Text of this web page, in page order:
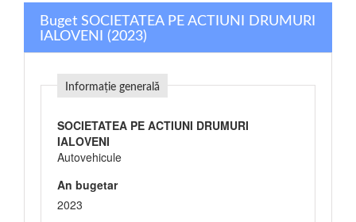
Buget SOCIETATEA PE ACTIUNI DRUMURI
IALOVENI (2023)
Informație generală
SOCIETATEA PE ACTIUNI DRUMURI
IALOVENI
Autovehicule
An bugetar
2023